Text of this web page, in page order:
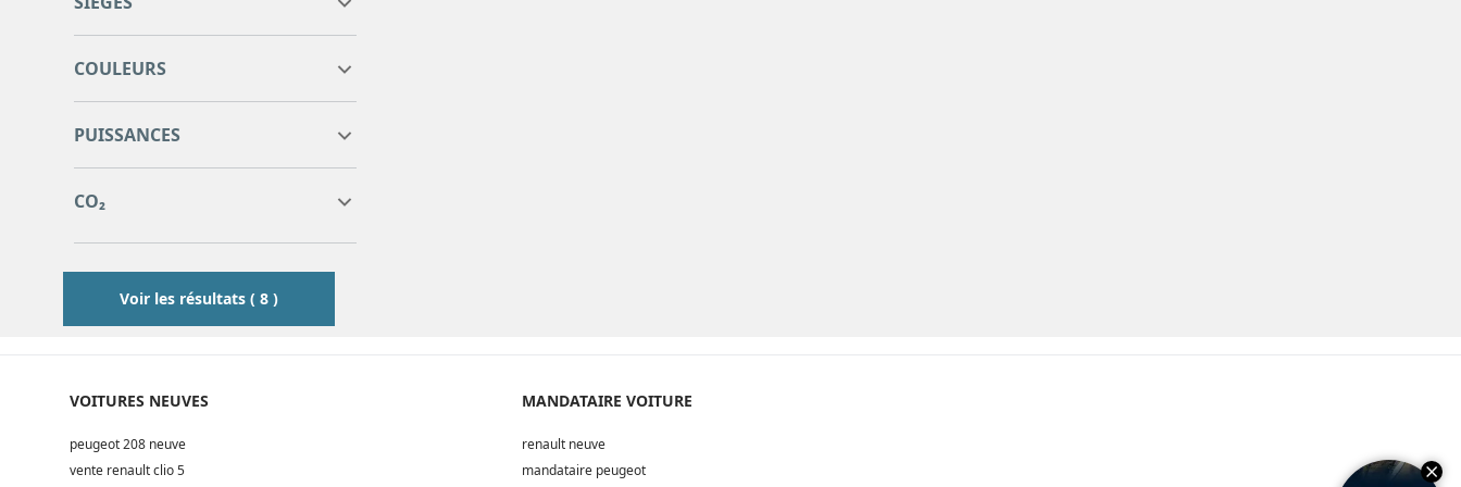
5 sièges 8
COULEURS
PUISSANCES
CO₂
Voir les résultats ( 8 )
VOITURES NEUVES
peugeot 208 neuve
vente renault clio 5
MANDATAIRE VOITURE
renault neuve
mandataire peugeot